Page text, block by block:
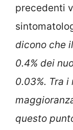
precedenti
dicono che
0.4% dei
0.03%. Tra
questo